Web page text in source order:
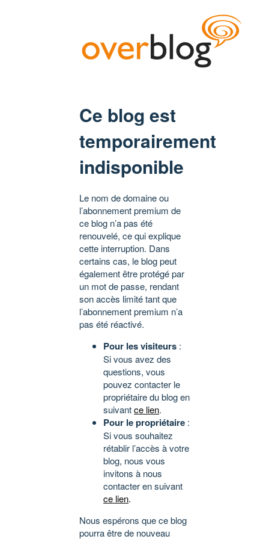
Ce blog est
temporairement
indisponible
Le nom de domaine ou
l’abonnement premium de
ce blog n’a pas été
renouvelé, ce qui explique
cette interruption. Dans
certains cas, le blog peut
également être protégé par
un mot de passe, rendant
son accès limité tant que
l’abonnement premium n’a
pas été réactivé.
Pour les visiteurs :
Si vous avez des
questions, vous
pouvez contacter le
propriétaire du blog en
suivantce lien.
Pour le propriétaire :
Si vous souhaitez
rétablir l’accès à votre
blog, nous vous
invitons à nous
contacter en suivant
ce lien.
Nous espérons que ce blog
pourra être de nouveau